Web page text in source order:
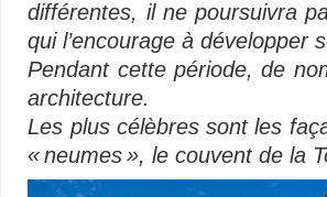
différentes, il ne poursuivra
qui l’encourage à développer
Pendant cette période, de
architecture.
Les plus célèbres sont les
« neumes », le couvent de la